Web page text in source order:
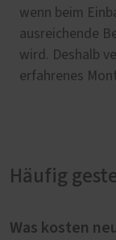
wenn beim
ausreichende
wird. Deshalb
erfahrenes
Häufig
Was kosten